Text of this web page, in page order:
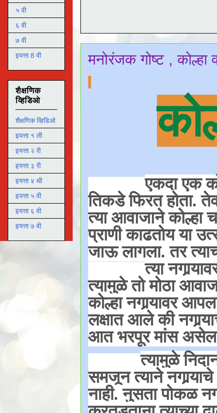
मनोरंजक गोष्ट , कोल्हा
एकदा एक
तिकडे फिरत होता.
त्या आवाजाने कोल्हा
प्राणी काढतोय या
जाऊ लागला. तर
त्या
त्यामुळे तो मोठा
कोल्हा नगार्‍यावर
लक्षात आले की
आत भरपूर मांस
त्यामुळे
समजून त्याने
नाही. नुसता पोकळ
५ वी
६ वी
७ वी
इयत्ता 8 वी
शैक्षणिक
व्हिडिओ
शैक्षणिक व्हिडिओ
इयत्ता १ ली
इयत्ता २ री
इयत्ता ३ री
इयत्ता ४ थी
इयत्ता ५ वी
इयत्ता ६ वी
इयत्ता ७ वी